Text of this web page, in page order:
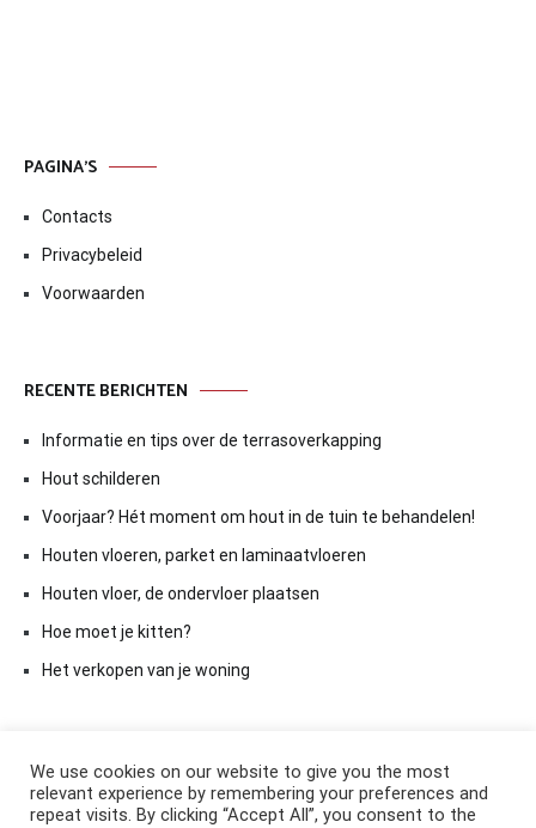
PAGINA’S
Contacts
Privacybeleid
Voorwaarden
RECENTE BERICHTEN
Informatie en tips over de terrasoverkapping
Hout schilderen
Voorjaar? Hét moment om hout in de tuin te behandelen!
Houten vloeren, parket en laminaatvloeren
Houten vloer, de ondervloer plaatsen
Hoe moet je kitten?
Het verkopen van je woning
We use cookies on our website to give you the most
relevant experience by remembering your preferences and
repeat visits. By clicking “Accept All”, you consent to the